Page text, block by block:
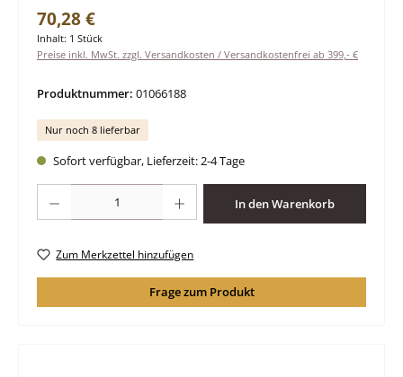
Regulärer Preis:
70,28 €
Inhalt: 1 Stück
Preise inkl. MwSt. zzgl. Versandkosten / Versandkostenfrei ab 399,- €
Produktnummer: 01066188
Nur noch 8 lieferbar
Sofort verfügbar, Lieferzeit: 2-4 Tage
In den Warenkorb
Zum Merkzettel hinzufügen
Frage zum Produkt